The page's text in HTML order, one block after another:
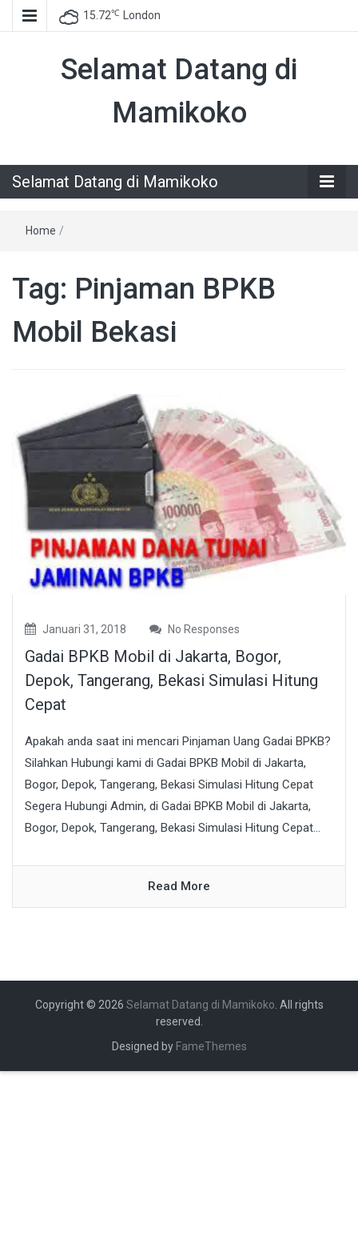
15.72℃ London
Selamat Datang di
Mamikoko
Selamat Datang di Mamikoko
Home /
Tag: Pinjaman BPKB
Mobil Bekasi
Januari 31, 2018 No Responses
Gadai BPKB Mobil di Jakarta, Bogor,
Depok, Tangerang, Bekasi Simulasi Hitung
Cepat
Apakah anda saat ini mencari Pinjaman Uang Gadai BPKB?
Silahkan Hubungi kami di Gadai BPKB Mobil di Jakarta,
Bogor, Depok, Tangerang, Bekasi Simulasi Hitung Cepat
Segera Hubungi Admin, di Gadai BPKB Mobil di Jakarta,
Bogor, Depok, Tangerang, Bekasi Simulasi Hitung Cepat...
Read More
Copyright © 2026 Selamat Datang di Mamikoko . All rights
reserved.
Designed by FameThemes